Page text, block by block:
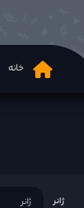
خانه
ژانر ژانر